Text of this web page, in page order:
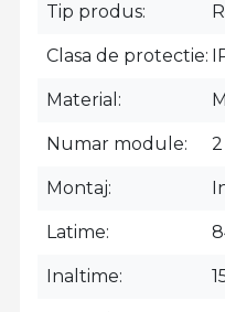
Tip produs
Clasa de protectie
Material
Numar module 2
Montaj
Latime
Inaltime